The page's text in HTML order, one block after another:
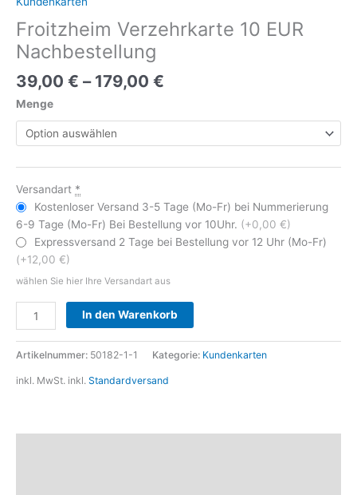
Froitzheim Verzehrkarte 10 EUR
Nachbestellung
39,00 € – 179,00 €
Menge
Versandart *
Kostenloser Versand 3-5 Tage (Mo-Fr) bei Nummerierung
6-9 Tage (Mo-Fr) Bei Bestellung vor 10Uhr. (+0,00 €)
Expressversand 2 Tage bei Bestellung vor 12 Uhr (Mo-Fr)
(+12,00 €)
wählen Sie hier Ihre Versandart aus
In den Warenkorb
Artikelnummer: 50182-1-1 Kategorie: Kundenkarten
inkl. MwSt. inkl. Standardversand